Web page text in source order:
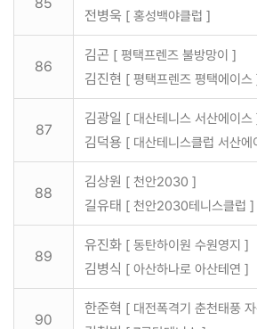
전병욱 [ 홍성백야클럽 ]
86
김곤 [ 평택프렌즈 불방망이 ]
김진현 [ 평택프렌즈 평택에이스
87
김광일 [ 대산테니스 서산에이스
김덕용 [ 대산테니스클럽 서산에
88
김상원 [ 천안2030 ]
길유태 [ 천안2030테니스클럽 ]
89
유진화 [ 동탄하이원 수원영지 ]
김병식 [ 아산하나로 아산테연 ]
90
한준혁 [ 대전폭격기 춘천태풍